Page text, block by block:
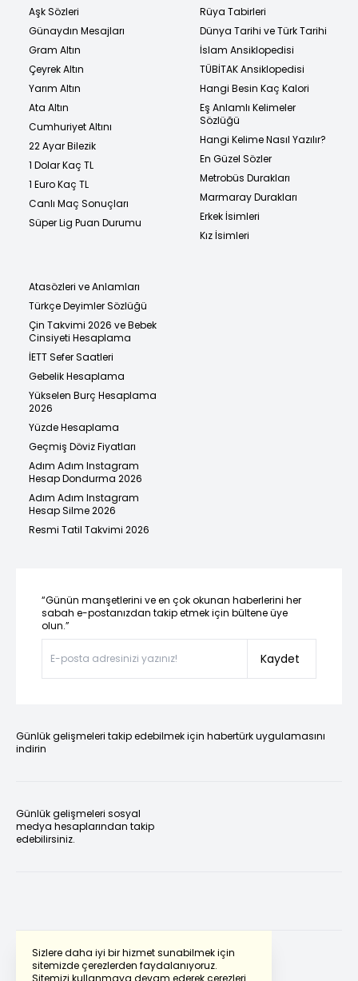
Sizlere daha iyi bir hizmet sunabilmek için
sitemizde çerezlerden faydalanıyoruz.
Sitemizi kullanmaya devam ederek çerezleri
Aşk Sözleri
Günaydın Mesajları
Gram Altın
Çeyrek Altın
Yarım Altın
Ata Altın
Cumhuriyet Altını
22 Ayar Bilezik
1 Dolar Kaç TL
1 Euro Kaç TL
Canlı Maç Sonuçları
Süper Lig Puan Durumu
Rüya Tabirleri
Dünya Tarihi ve Türk Tarihi
İslam Ansiklopedisi
TÜBİTAK Ansiklopedisi
Hangi Besin Kaç Kalori
Eş Anlamlı Kelimeler
Sözlüğü
Hangi Kelime Nasıl Yazılır?
En Güzel Sözler
Metrobüs Durakları
Marmaray Durakları
Erkek İsimleri
Kız İsimleri
Atasözleri ve Anlamları
Türkçe Deyimler Sözlüğü
Çin Takvimi 2026 ve Bebek
Cinsiyeti Hesaplama
İETT Sefer Saatleri
Gebelik Hesaplama
Yükselen Burç Hesaplama
2026
Yüzde Hesaplama
Geçmiş Döviz Fiyatları
Adım Adım Instagram
Hesap Dondurma 2026
Adım Adım Instagram
Hesap Silme 2026
Resmi Tatil Takvimi 2026
“Günün manşetlerini ve en çok okunan haberlerini her
sabah e-postanızdan takip etmek için bültene üye
olun.”
Kaydet
Günlük gelişmeleri takip edebilmek için habertürk uygulamasını
indirin
Günlük gelişmeleri sosyal
medya hesaplarından takip
edebilirsiniz.